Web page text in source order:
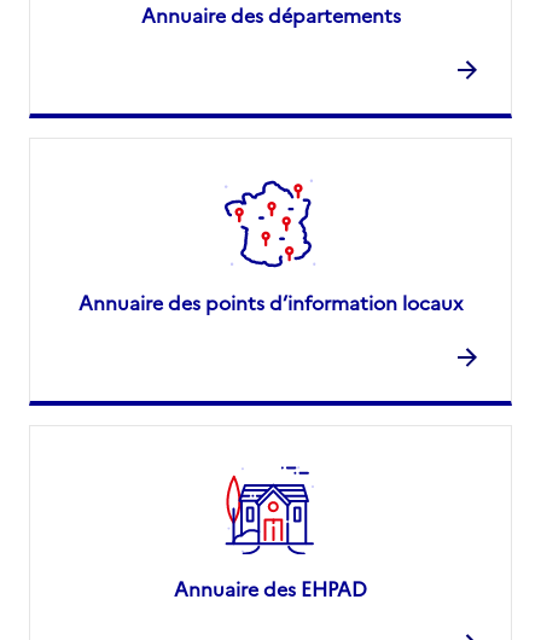
Annuaire des départements
Annuaire des points d’information locaux
Annuaire des EHPAD